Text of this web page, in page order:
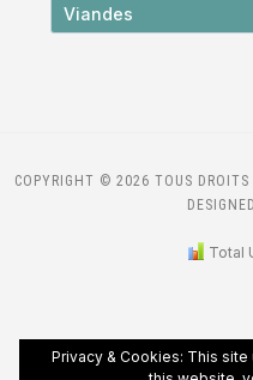
Viandes
COPYRIGHT © 2026 TOUS DROITS
Total
Privacy & Cookies: This